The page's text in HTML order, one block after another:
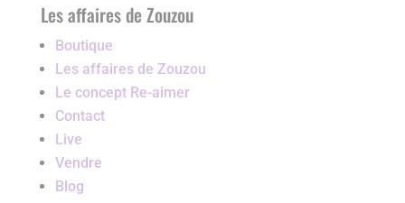
Les affaires de Zouzou
Boutique
Les affaires de Zouzou
Le concept Re-aimer
Contact
Live
Vendre
Blog